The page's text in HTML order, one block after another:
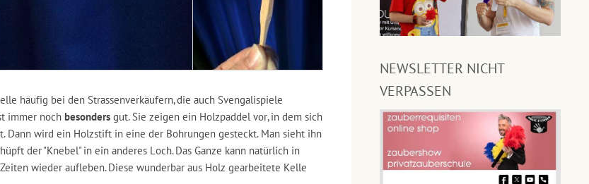
häufig bei den Strassenverkäufern, die auch Svengalispiele
immer noch besonders gut. Sie zeigen ein Holzpaddel vor, in dem sich
wird ein Holzstift in eine der Bohrungen gesteckt. Man sieht ihn
der "Knebel" in ein anderes Loch. Das Ganze kann natürlich in
wieder aufleben. Diese wunderbar aus Holz gearbeitete Kelle
NEWSLETTER NICHT
VERPASSEN